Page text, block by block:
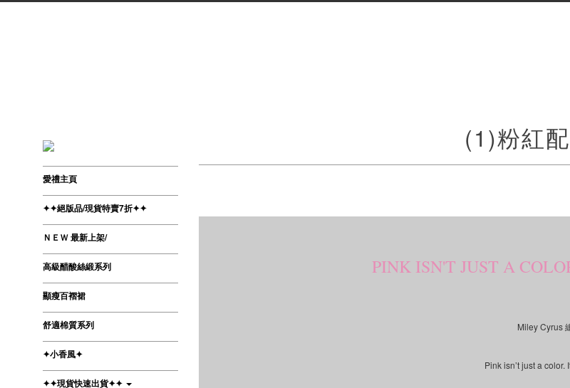
愛禮主頁
✦✦絕版品/現貨特賣7折✦✦
ＮＥＷ 最新上架/
高級醋酸絲緞系列
顯瘦百褶裙
舒適棉質系列
✦小香風✦
✦✦現貨快速出貨✦✦
(1)粉紅
PINK ISN'T JUST A
Miley Cyrus
Pink isn’t just a color.